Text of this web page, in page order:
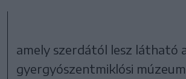
amely szerdától lesz látható
gyergyószentmiklósi